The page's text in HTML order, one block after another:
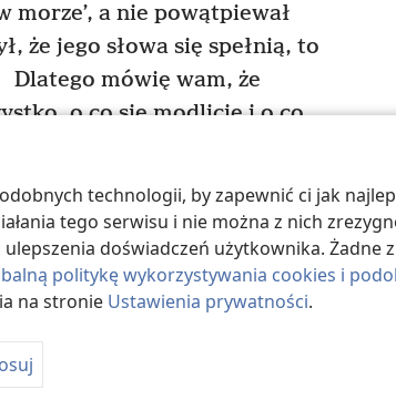
technologii, by zapewnić ci jak
tego serwisu i nie można z nich
doświadczeń użytkownika.
politykę wykorzystywania cookies i
na stronie Ustawienia prywatności.
morze’, a nie powątpiewał
że jego słowa się spełnią, to
Dlatego mówię wam, że
o co się modlicie i o co
tak, jakbyście to już
komuś, żeby wasz Ojciec,
wam przebaczył wasze
——
do Jerozolimy. A gdy chodził
do niego naczelni kapłani,
ludu